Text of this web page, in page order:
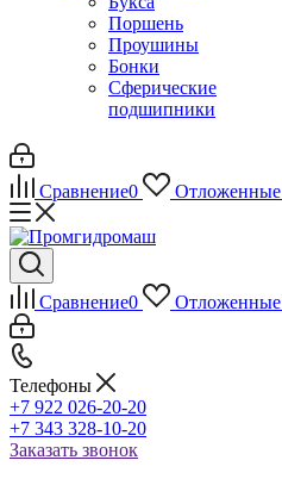
Поршень
Проушины
Бонки
Сферические
подшипники
Сравнение0 Отложенные
Сравнение0 Отложенные
Телефоны
+7 922 026-20-20
+7 343 328-10-20
Заказать звонок